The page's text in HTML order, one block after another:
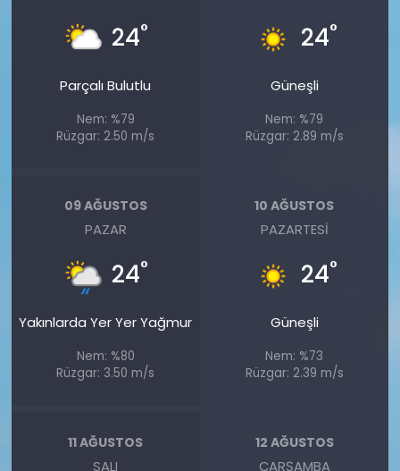
24°
Parçalı Bulutlu
Nem: %79
Rüzgar: 2.50 m/s
24°
Güneşli
Nem: %79
Rüzgar: 2.89 m/s
09 AĞUSTOS
PAZAR
24°
Yakınlarda Yer Yer Yağmur
Nem: %80
Rüzgar: 3.50 m/s
10 AĞUSTOS
PAZARTESI
24°
Güneşli
Nem: %73
Rüzgar: 2.39 m/s
11 AĞUSTOS
SALI
12 AĞUSTOS
ÇARŞAMBA